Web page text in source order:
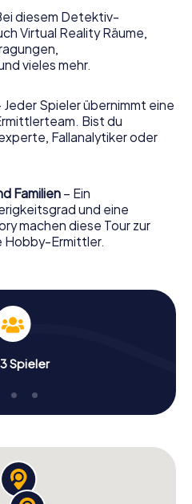
herausfordernde
gespielt, die Ihrem
und dem Schlagwort
ganz neue Bedeutung
kann beginnen!
Kleinigkeit, um mit Ihren
Ihr Ticketcode! Ordern
Browser, geben Ihren Code
zählt auf Sie!
diesem Detektiv-
Virtual Reality Räume,
vieles mehr.
Jeder Spieler übernimmt eine
Bist du
Fallanalytiker oder
Familien – Ein
und eine
machen diese Tour zur
Hobby-Ermittler.
Spieler